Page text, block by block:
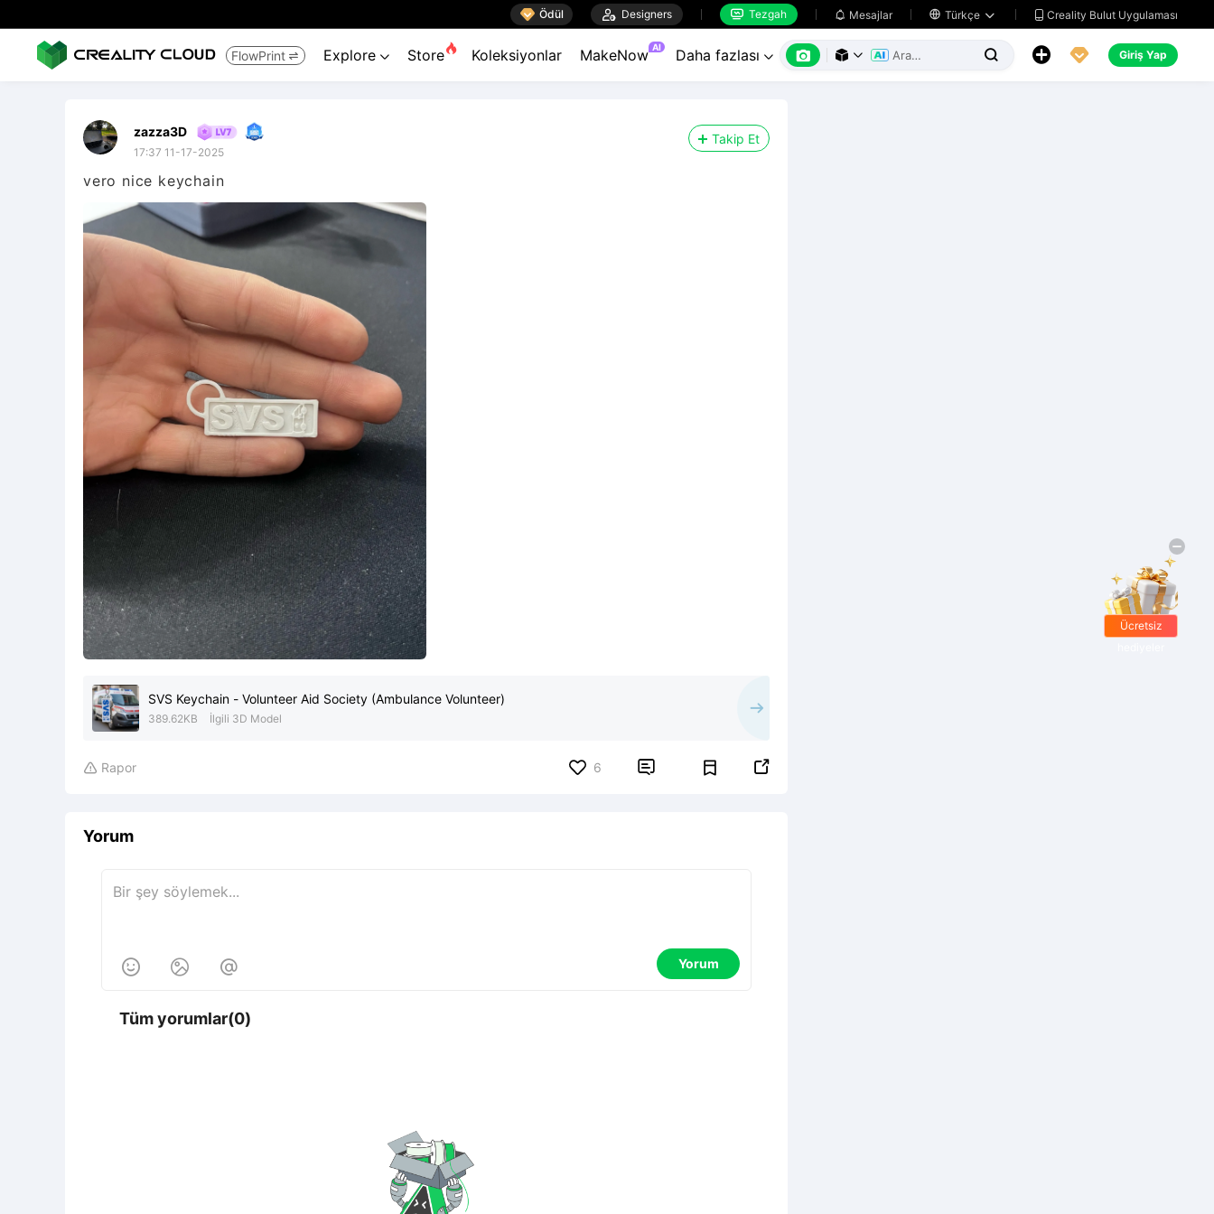
 Ödül  Designers  Tezgah  Mesajlar  Türkçe   Creality Bulut Uygulaması
FlowPrint  Explore  Store Koleksiyonlar MakeNow AI Daha fazlası        Giriş Yap
zazza3D
17:37 11-17-2025
Takip Et
vero nice keychain
SVS Keychain - Volunteer Aid Society (Ambulance Volunteer)
389.62KB İlgili 3D Model
 Rapor 6  
Yorum
   Yorum
Tüm yorumlar(0)
Ücretsiz